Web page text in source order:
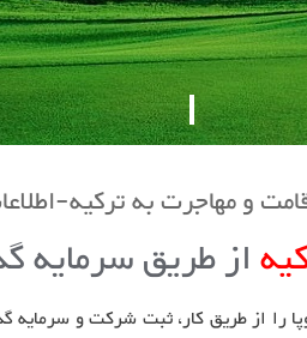
و مهاجرت به ترکیه-
از طریق
را از طریق کار، ثبت شرکت و